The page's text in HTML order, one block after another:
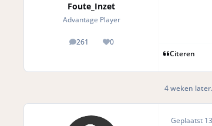
Foute_Inzet
Advantage Player
261
posts 0
Reputation
Citeren
4 weken
Geplaatst